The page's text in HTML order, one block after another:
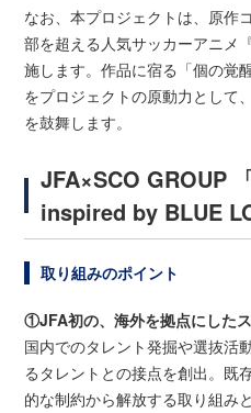
なお、本プロジェクトは、原作
部を超える人気サッカーアニメ
施します。作品に宿る「個の覚
をプロジェクトの原動力として
を鼓舞します。
JFA×SCO GROUP
inspired by BLUE
取り組みのポイント
①JFA初の、海外を拠点にした
国内でのタレント発掘や選抜活
るタレントとの接点を創出。既
的な制約から解放する取り組み